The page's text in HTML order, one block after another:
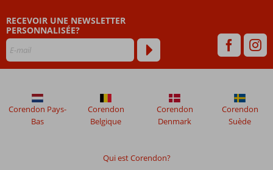
RECEVOIR UNE NEWSLETTER
PERSONNALISÉE?
Qui est Corendon?
Corendon Pays-
Bas
Corendon
Belgique
Corendon
Denmark
Corendon
Suède